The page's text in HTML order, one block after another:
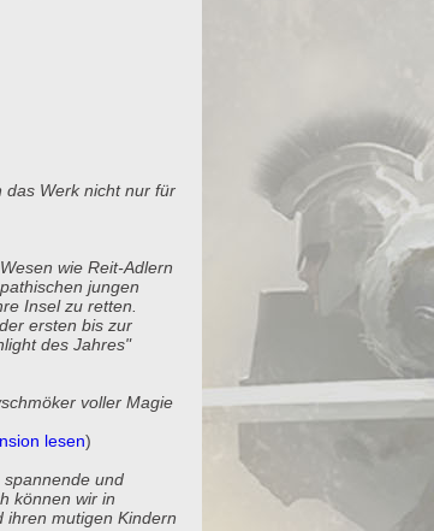
das Werk nicht nur für
wie Reit-Adlern
jungen
Insel zu retten.
ersten bis zur
des Jahres"
voller Magie
lesen)
und
können wir in
ihren mutigen Kindern